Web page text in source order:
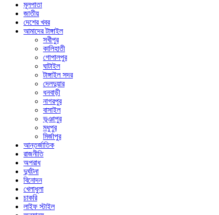
মূলপাতা
জাতীয়
দেশের খবর
আমাদের টাঙ্গাইল
সখীপুর
কালিহাতী
গোপালপুর
ঘাটাইল
টাঙ্গাইল সদর
দেলদুয়ার
ধনবাড়ী
নাগরপুর
বাসাইল
ভূঞাপুর
মধুপুর
মির্জাপুর
আন্তর্জাতিক
রাজনীতি
অপরাধ
দুর্ঘটনা
বিনোদন
খেলাধুলা
চাকরি
লাইফ স্টাইল